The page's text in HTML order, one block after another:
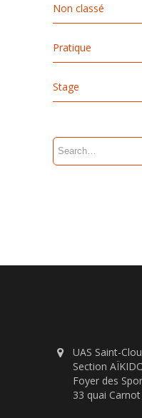
Non classé
Pratique
Stage
UAS Saint-
Section
Foyer des
33 quai